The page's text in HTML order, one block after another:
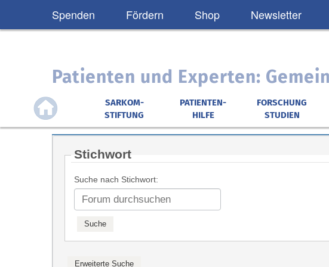
Spenden Fördern Shop Newsletter
Patienten und Experten:
SARKOM-
STIFTUNG
PATIENTEN-
HILFE
FORSCHUNG
STUDIEN
Stichwort
Suche nach Stichwort: